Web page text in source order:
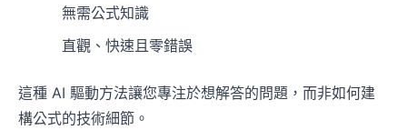
無需公式知識
直觀、快速且零錯誤
這種 AI 驅動方法讓您專注於想解答的問題，而非如何建
構公式的技術細節。